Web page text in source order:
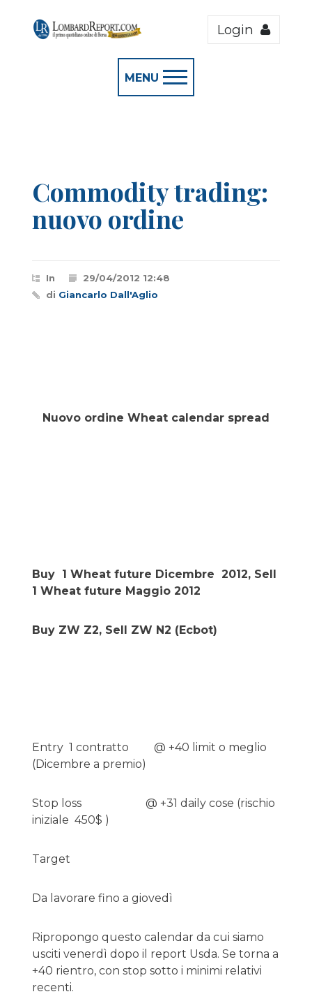
Login
MENU
Commodity trading:
nuovo ordine
In
29/04/2012 12:48
di Giancarlo Dall'Aglio
Nuovo ordine Wheat calendar spread
Buy 1 Wheat future Dicembre 2012, Sell
1 Wheat future Maggio 2012
Buy ZW Z2, Sell ZW N2 (Ecbot)
Entry 1 contratto @ +40 limit o meglio
(Dicembre a premio)
Stop loss @ +31 daily cose (rischio
iniziale 450$ )
Target
Da lavorare fino a giovedì
Ripropongo questo calendar da cui siamo
usciti venerdì dopo il report Usda. Se torna a
+40 rientro, con stop sotto i minimi relativi
recenti.